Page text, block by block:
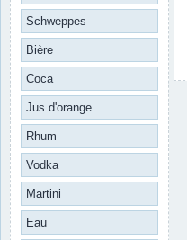
Schweppes
Bière
Coca
Jus d'orange
Rhum
Vodka
Martini
Eau